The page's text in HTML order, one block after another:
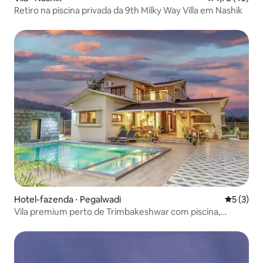
Retiro na piscina privada da 9th Milky Way Villa em Nashik
Hotel-fazenda ⋅ Pegalwadi 5 de
5 (3)
Vila premium perto de Trimbakeshwar com piscina,